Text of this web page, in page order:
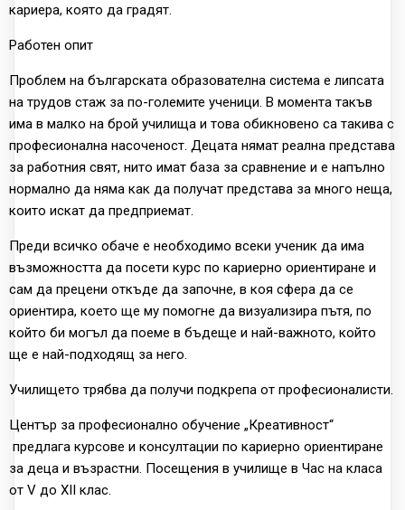
кариера, която да градят.
Работен опит
Проблем на българската образователна система е липсата
на трудов стаж за по-големите ученици. В момента такъв
има в малко на брой училища и това обикновено са такива с
професионална насоченост. Децата нямат реална представа
за работния свят, нито имат база за сравнение и е напълно
нормално да няма как да получат представа за много неща,
които искат да предприемат.
Преди всичко обаче е необходимо всеки ученик да има
възможността да посети курс по кариерно ориентиране и
сам да прецени откъде да започне, в коя сфера да се
ориентира, което ще му помогне да визуализира пътя, по
който би могъл да поеме в бъдеще и най-важното, който
ще е най-подходящ за него.
Училището трябва да получи подкрепа от професионалисти.
Център за професионално обучение „Креативност“
предлага курсове и консултации по кариерно ориентиране
за деца и възрастни. Посещения в училище в Час на класа
от V до XII клас.